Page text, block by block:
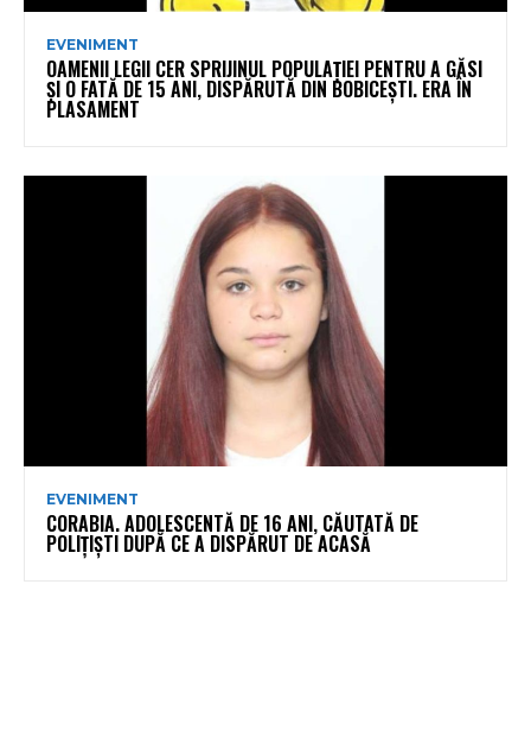
EVENIMENT
OAMENII LEGII CER SPRIJINUL POPULAȚIEI PENTRU A GĂSI
ȘI O FATĂ DE 15 ANI, DISPĂRUTĂ DIN BOBICEȘTI. ERA ÎN
PLASAMENT
EVENIMENT
CORABIA. ADOLESCENTĂ DE 16 ANI, CĂUTATĂ DE
POLIȚIȘTI DUPĂ CE A DISPĂRUT DE ACASĂ